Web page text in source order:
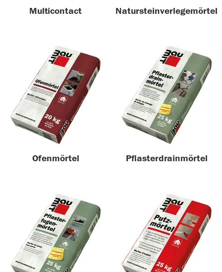
Multicontact Natursteinverlegemörtel
Ofenmörtel Pflasterdrainmörtel